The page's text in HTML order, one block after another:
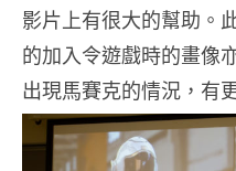
影片上有很大的幫助。
的加入令遊戲時的畫像
出現馬賽克的情況，有